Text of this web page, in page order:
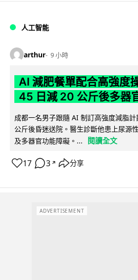
人工智能
arthur 9 小時
AI 減肥餐單配合高強
45 日減 20 公斤後多器
成都一名男子跟隨 AI 制訂高強度減脂
公斤後昏迷送院。醫生診斷他患上尿源
及多器官功能障礙。...
閱讀全文
17 3 ↗ 分享
ADVERTISEMENT